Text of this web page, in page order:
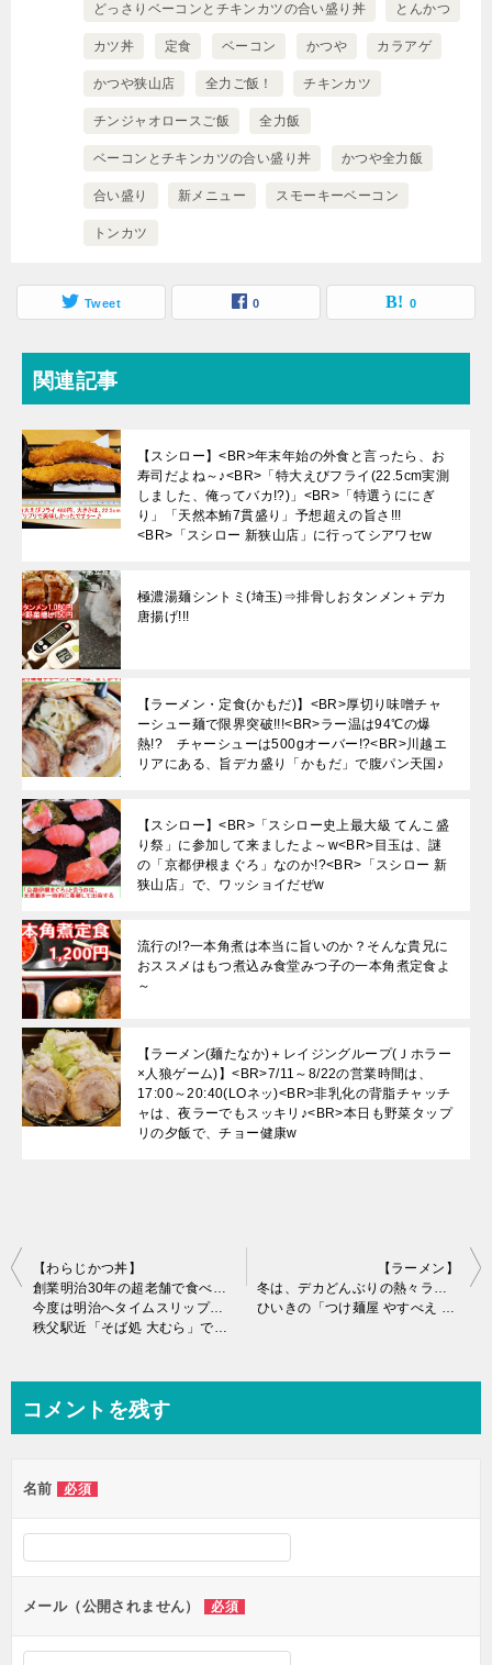
どっさりベーコンとチキンカツの合い盛り丼 とんかつ
カツ丼 定食 ベーコン かつや カラアゲ
かつや狭山店 全力ご飯！ チキンカツ
チンジャオロースご飯 全力飯
ベーコンとチキンカツの合い盛り丼 かつや全力飯
合い盛り 新メニュー スモーキーベーコン
トンカツ
Tweet 0 0
関連記事
【スシロー】<BR>年末年始の外食と言ったら、お
寿司だよね～♪<BR>「特大えびフライ(22.5cm実測
しました、俺ってバカ!?)」<BR>「特選うににぎ
り」「天然本鮪7貫盛り」予想超えの旨さ!!!
<BR>「スシロー 新狭山店」に行ってシアワセw
極濃湯麺シントミ(埼玉)⇒排骨しおタンメン＋デカ
唐揚げ!!!
【ラーメン・定食(かもだ)】<BR>厚切り味噌チャ
ーシュー麺で限界突破!!!<BR>ラー温は94℃の爆
熱!? チャーシューは500gオーバー!?<BR>川越エ
リアにある、旨デカ盛り「かもだ」で腹パン天国♪
【スシロー】<BR>「スシロー史上最大級 てんこ盛
り祭」に参加して来ましたよ～w<BR>目玉は、謎
の「京都伊根まぐろ」なのか!?<BR>「スシロー 新
狭山店」で、ワッショイだぜw
流行の!?一本角煮は本当に旨いのか？そんな貴兄に
おススメはもつ煮込み食堂みつ子の一本角煮定食よ
～
【ラーメン(麺たなか)＋レイジングループ(Ｊホラー
×人狼ゲーム)】<BR>7/11～8/22の営業時間は、
17:00～20:40(LOネッ)<BR>非乳化の背脂チャッチ
ャは、夜ラーでもスッキリ♪<BR>本日も野菜タップ
リの夕飯で、チョー健康w
投
ゲ
ー
シ
【わらじかつ丼】
創業明治30年の超老舗で食べる、わらじカツ丼♪
今度は明治へタイムスリップか!?
秩父駅近「そば処 大むら」で実食♪
【ラーメン】
冬は、デカどんぶりの熱々ラーメンに限るネッ！
ひいきの「つけ麺屋 やすべえ 高田馬場店」は、ヤメラレマヘンな～w
コメントを残す
名前 必須
メール（公開されません） 必須